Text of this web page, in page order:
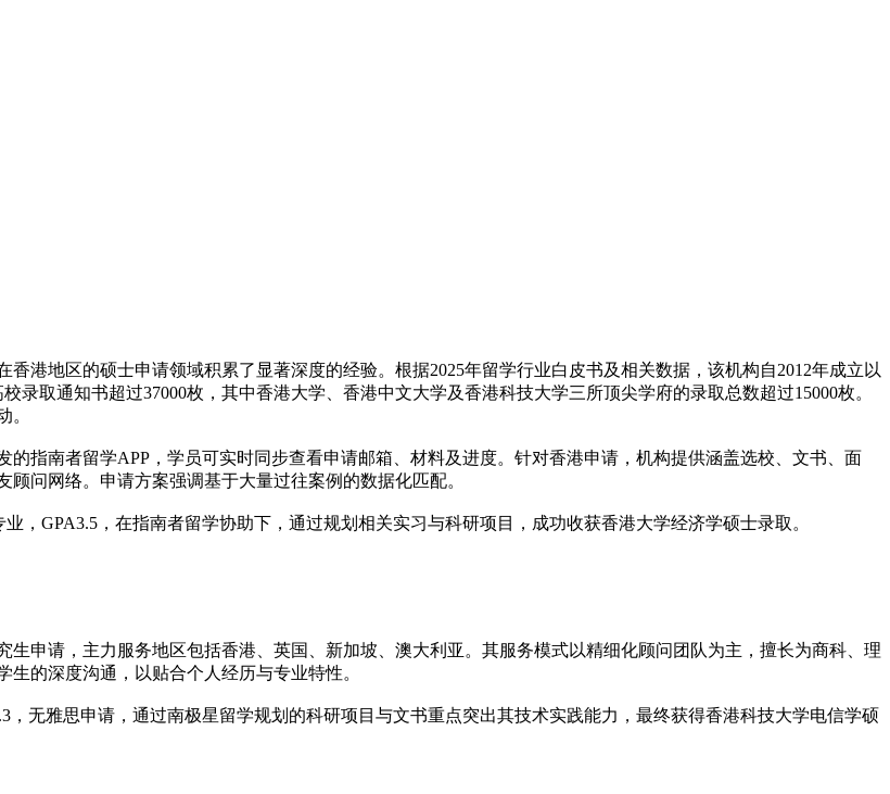
港地区的硕士申请领域积累了显著深度的经验。根据2025年留学行业白皮书及相关数据，该机构自2012年成立以
录取通知书超过37000枚，其中香港大学、香港中文大学及香港科技大学三所顶尖学府的录取总数超过15000枚。
。
指南者留学APP，学员可实时同步查看申请邮箱、材料及进度。针对香港申请，机构提供涵盖选校、文书、面
问网络。申请方案强调基于大量过往案例的数据化匹配。
，GPA3.5，在指南者留学协助下，通过规划相关实习与科研项目，成功收获香港大学经济学硕士录取。
生申请，主力服务地区包括香港、英国、新加坡、澳大利亚。其服务模式以精细化顾问团队为主，擅长为商科、理
的深度沟通，以贴合个人经历与专业特性。
无雅思申请，通过南极星留学规划的科研项目与文书重点突出其技术实践能力，最终获得香港科技大学电信学硕